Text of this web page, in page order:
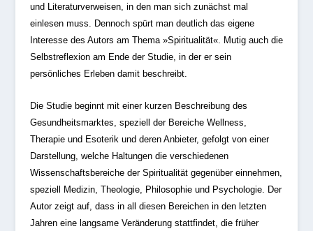
und Literaturverweisen, in den man sich zunächst mal
einlesen muss. Dennoch spürt man deutlich das eigene
Interesse des Autors am Thema »Spiritualität«. Mutig auch die
Selbstreflexion am Ende der Studie, in der er sein
persönliches Erleben damit beschreibt.
Die Studie beginnt mit einer kurzen Beschreibung des
Gesundheitsmarktes, speziell der Bereiche Wellness,
Therapie und Esoterik und deren Anbieter, gefolgt von einer
Darstellung, welche Haltungen die verschiedenen
Wissenschaftsbereiche der Spiritualität gegenüber einnehmen,
speziell Medizin, Theologie, Philosophie und Psychologie. Der
Autor zeigt auf, dass in all diesen Bereichen in den letzten
Jahren eine langsame Veränderung stattfindet, die früher